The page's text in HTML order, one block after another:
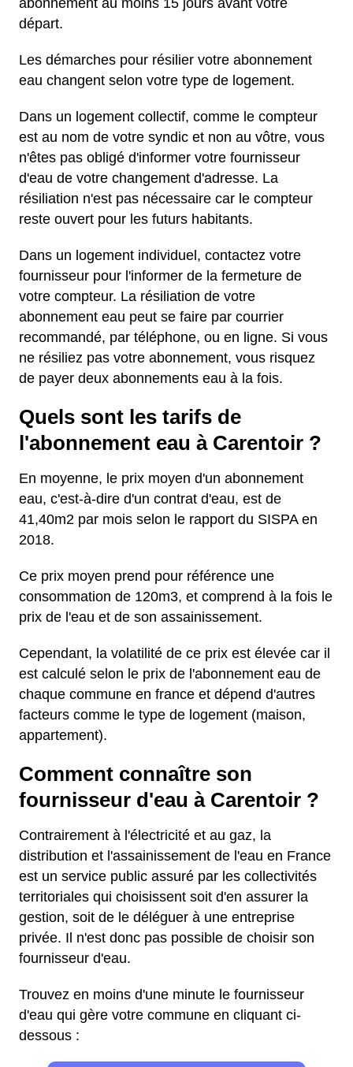
abonnement au moins 15 jours avant votre
départ.
Les démarches pour résilier votre abonnement
eau changent selon votre type de logement.
Dans un logement collectif, comme le compteur
est au nom de votre syndic et non au vôtre, vous
n'êtes pas obligé d'informer votre fournisseur
d'eau de votre changement d'adresse. La
résiliation n'est pas nécessaire car le compteur
reste ouvert pour les futurs habitants.
Dans un logement individuel, contactez votre
fournisseur pour l'informer de la fermeture de
votre compteur. La résiliation de votre
abonnement eau peut se faire par courrier
recommandé, par téléphone, ou en ligne. Si vous
ne résiliez pas votre abonnement, vous risquez
de payer deux abonnements eau à la fois.
Quels sont les tarifs de
l'abonnement eau à Carentoir ?
En moyenne, le prix moyen d'un abonnement
eau, c'est-à-dire d'un contrat d'eau, est de
41,40m2 par mois selon le rapport du SISPA en
2018.
Ce prix moyen prend pour référence une
consommation de 120m3, et comprend à la fois le
prix de l'eau et de son assainissement.
Cependant, la volatilité de ce prix est élevée car il
est calculé selon le prix de l'abonnement eau de
chaque commune en france et dépend d'autres
facteurs comme le type de logement (maison,
appartement).
Comment connaître son
fournisseur d'eau à Carentoir ?
Contrairement à l'électricité et au gaz, la
distribution et l'assainissement de l'eau en France
est un service public assuré par les collectivités
territoriales qui choisissent soit d'en assurer la
gestion, soit de le déléguer à une entreprise
privée. Il n'est donc pas possible de choisir son
fournisseur d'eau.
Trouvez en moins d'une minute le fournisseur
d'eau qui gère votre commune en cliquant ci-
dessous :